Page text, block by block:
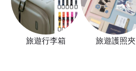
旅遊行李箱 旅遊護照夾